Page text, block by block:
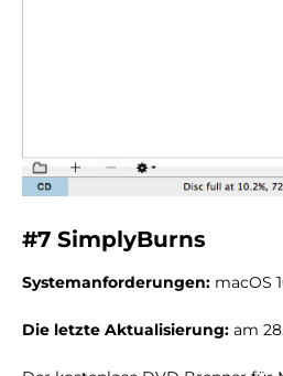
#7 SimplyBurns
Systemanforderungen: macOS
Die letzte Aktualisierung: am